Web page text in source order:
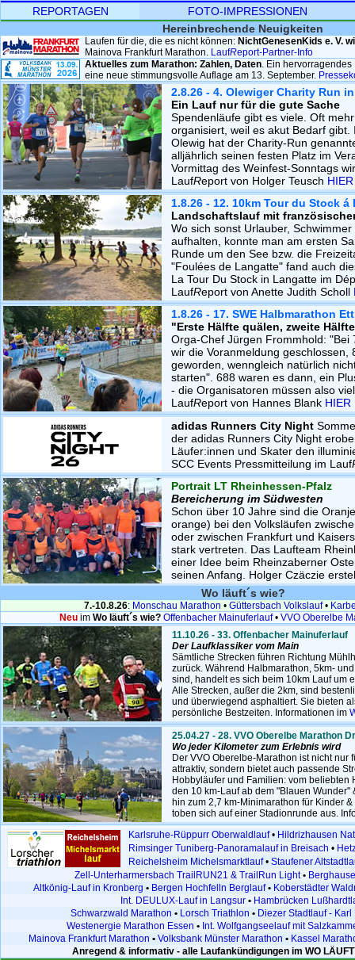
REPORTAGEN
FOTO-IMPRESSIONEN
Hereinbrechende Neuigkeiten
Laufen für die, die es nicht können: NichtGenesenKids e. V.
Mainova Frankfurt Marathon. LaufReport-Partner-Info
Aktuelles zum Marathon: Zahlen, Daten. Ein
eine neue stimmungsvolle Auflage am 13. September.
2.8.26 - 4. Olewiger Charity Run
Ein Lauf nur für die gute Sache
Spendenläufe gibt es viele. Oft
organisiert, weil es akut Bedarf gibt.
Olewig hat der Charity-Run
alljährlich seinen festen Platz im
Vormittag des Weinfest-Sonntags
LaufReport von Holger Teusch HIER
1.8.26 - 12. 10km Tour du Stock á
Landschaftslauf mit
Wo sich sonst Urlauber,
aufhalten, konnte man am ersten
Runde um den See bzw. die
"Foulées de Langatte" fand auch
La Tour Du Stock in Langatte im
LaufReport von Anette Judith Scholl
1.8.26 - 17. SWE Halbmarathon
"Erste Hälfte quälen, zweite
Orga-Chef Jürgen Frommhold: "Bei
wir die Voranmeldung geschlossen,
geworden, wenngleich natürlich
starten". 688 waren es dann, ein
- die Organisatoren müssen also
LaufReport von Hannes Blank HIER
adidas Runners City Night
der adidas Runners City Night
Läufer:innen und Skater den
SCC Events Pressmitteilung im Lauf
Portrait LT Rheinhessen-Pfalz
Bereicherung im Südwesten
Schon über 10 Jahre sind die
orange) bei den Volksläufen
oder zwischen Frankfurt und
stark vertreten. Das Laufteam
einer Idee beim Rheinzaberner
seinen Anfang. Holger Czäczie
Wo läuft´s wie?
7.-10.8.26: Monschau Marathon • Güttersbach Volkslauf•
Neu im Wo läuft´s wie? Offenbacher Mainuferlauf• VVO Oberelbe
11.10.26 - 33. Offenbacher Mainuferlauf
Der Laufklassiker vom Main
Sämtliche Strecken führen Richtung
zurück. Während Halbmarathon, 5km-
sind, handelt es sich beim 10km Lauf um
Alle Strecken, außer die 2km, sind
und überwiegend asphaltiert. Sie bieten
persönliche Bestzeiten. Informationen im
25.04.27 - 28. VVO Oberelbe Marathon
Wo jeder Kilometer zum Erlebnis wird
Der VVO Oberelbe-Marathon ist nicht nur
attraktiv, sondern bietet auch passende
Hobbyläufer und Familien: vom beliebten
den 10 km-Lauf ab dem "Blauen Wunder"
hin zum 2,7 km-Minimarathon für Kinder
toben sich auf einer Stadionrunde aus.
Karlsruhe-Rüppurr Oberwaldlauf• Hildrizhausen
Rimsinger Tuniberg-Panoramalauf in Breisach •
Reichelsheim Michelsmarktlauf• Staufener
Zell-Unterharmersbach TrailRUN21 & TrailRun Light•
Altkönig-Lauf in Kronberg • Bergen Hochfelln Berglauf• Koberstädter
Int. DEULUX-Lauf in Langsur• Hambrücken
Schwarzwald Marathon • Lorsch Triathlon • Diezer Stadtlauf -
Westenergie Marathon Essen • Int. Wolfgangseelauf mit
Mainova Frankfurt Marathon • Volksbank Münster Marathon • Kassel
Anregend & informativ - alle Laufankündigungen im WO